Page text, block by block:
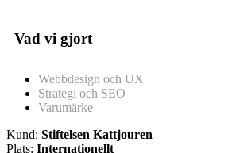
Vad vi gjort
Webbdesign och UX
Strategi och SEO
Varumärke
Kund: Stiftelsen Kattjouren
Plats: Internationellt